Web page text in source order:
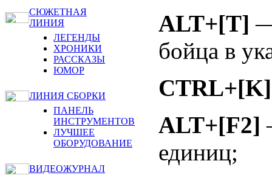
СЮЖЕТНАЯ
ЛИНИЯ
ЛЕГЕНДЫ
ХРОНИКИ
РАССКАЗЫ
ЮМОР
ЛИНИЯ СБОРКИ
ПАНЕЛЬ
ИНСТРУМЕНТОВ
ЛУЧШЕЕ
ОБОРУДОВАНИЕ
ВИДЕОЖУРНАЛ
ALT+[T]
бойца в
CTRL+[K]
ALT+[F2]
единиц;